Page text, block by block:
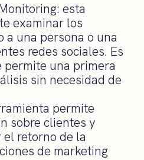
esta
examinar los
a una persona o una
redes sociales. Es
una primera
sin necesidad de
permite
sobre clientes y
retorno de la
de marketing